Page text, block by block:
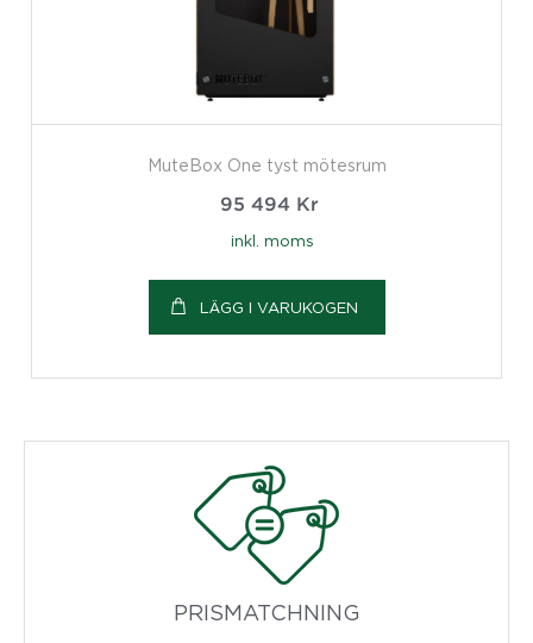
MuteBox One tyst mötesrum
95 494 Kr
inkl. moms
LÄGG I VARUKOGEN
PRISMATCHNING